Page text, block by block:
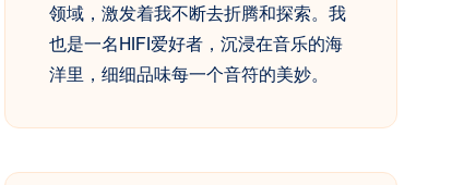
领域，激发着我不断去折腾和探索。我
也是一名HIFI爱好者，沉浸在音乐的海
洋里，细细品味每一个音符的美妙。